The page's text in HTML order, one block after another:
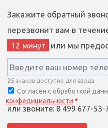
Закажите обратный
перезвонит вам в
12 минут
или мы
25 знаков доступно для ввода
Согласен с обработкой
конфедициальности *
или звоните: 8 499 677-53-